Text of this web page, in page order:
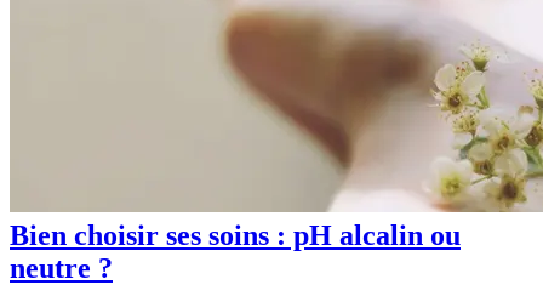
Bien choisir ses soins : pH alcalin ou
neutre ?